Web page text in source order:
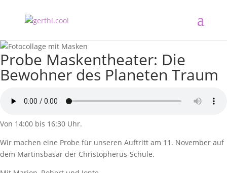
Probe Maskentheater: Die
Bewohner des Planeten Traum
Von 14:00 bis 16:30 Uhr.
Wir machen eine Probe für unseren Auftritt am 11. November auf
dem Martinsbasar der Christopherus-Schule.